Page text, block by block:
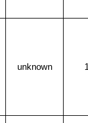
unknown